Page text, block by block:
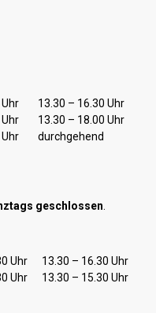
Nachmittag
13.30 – 16.30 Uhr
13.30 – 18.00 Uhr
durchgehend
geschlossen.
Nachmittag
Uhr
13.30 – 16.30 Uhr
Uhr 13.30 – 15.30 Uhr